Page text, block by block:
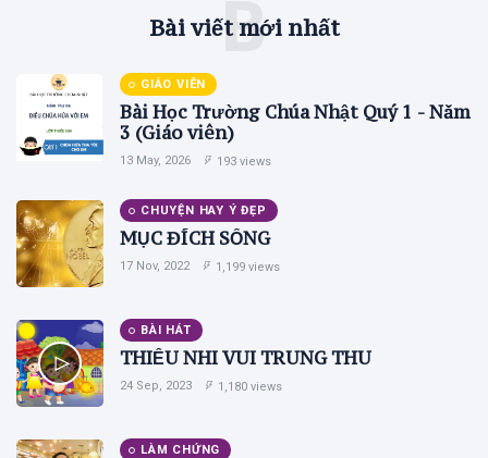
Bài viết mới nhất
B
GIÁO VIÊN
Bài Học Trường Chúa Nhật Quý 1 - Năm
3 (Giáo viên)
13 May, 2026 193 views
CHUYỆN HAY Ý ĐẸP
MỤC ĐÍCH SỐNG
17 Nov, 2022 1,199 views
BÀI HÁT
THIẾU NHI VUI TRUNG THU
24 Sep, 2023 1,180 views
LÀM CHỨNG